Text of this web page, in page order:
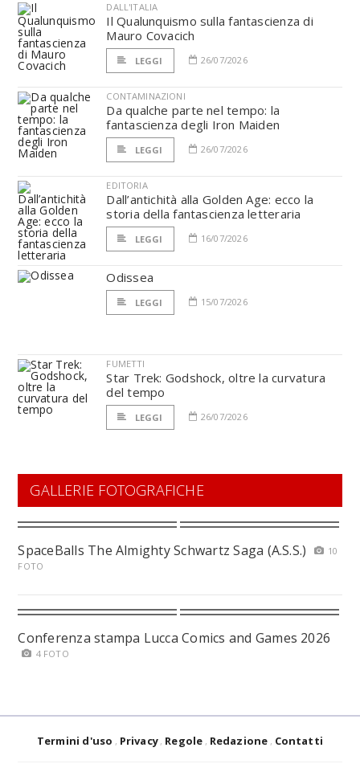
DALL'ITALIA
Il Qualunquismo sulla fantascienza di
Mauro Covacich
LEGGI 26/07/2026
CONTAMINAZIONI
Da qualche parte nel tempo: la
fantascienza degli Iron Maiden
LEGGI 26/07/2026
EDITORIA
Dall’antichità alla Golden Age: ecco la
storia della fantascienza letteraria
LEGGI 16/07/2026
Odissea
LEGGI 15/07/2026
FUMETTI
Star Trek: Godshock, oltre la curvatura
del tempo
LEGGI 26/07/2026
GALLERIE FOTOGRAFICHE
SpaceBalls The Almighty Schwartz Saga (A.S.S.)
10
FOTO
Conferenza stampa Lucca Comics and Games 2026
4 FOTO
Termini d'uso Privacy Regole Redazione Contatti